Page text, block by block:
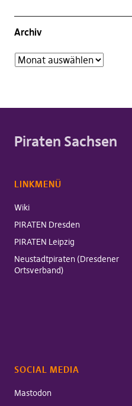
Archiv
Piraten Sachsen
LINKMENÜ
Wiki
PIRATEN Dresden
PIRATEN Leipzig
Neustadtpiraten (Dresdener
Ortsverband)
SOCIAL MEDIA
Mastodon